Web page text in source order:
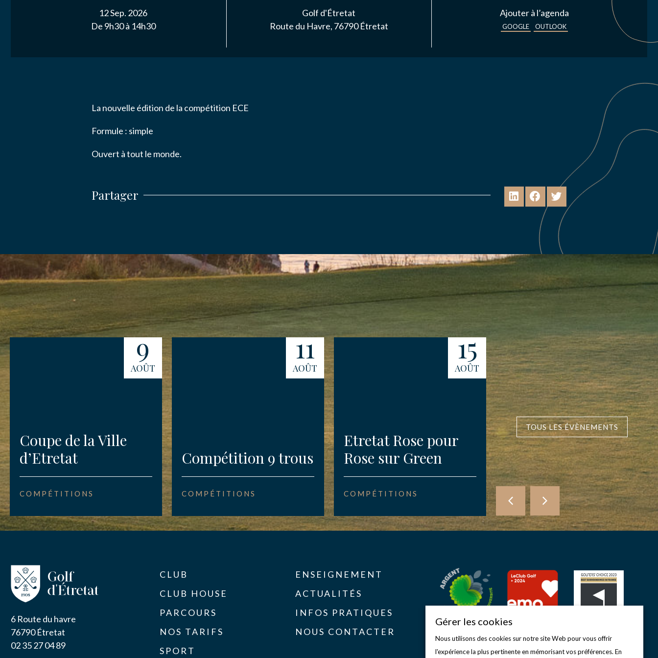
12 Sep. 2026
De 9h30 à 14h30
Golf d'Étretat
Route du Havre, 76790 Étretat
Ajouter à l’agenda
GOOGLE OUTLOOK
La nouvelle édition de la compétition ECE
Formule : simple
Ouvert à tout le monde.
Partager
9
AOÛT
Coupe de la Ville
d’Etretat
COMPÉTITIONS
11
AOÛT
Compétition 9 trous
COMPÉTITIONS
15
AOÛT
Etretat Rose pour
Rose sur Green
COMPÉTITIONS
16
AOÛT
Compétition des
Amis d’Etretat
COMPÉTITIONS
TOUS LES ÉVÈNEMENTS
6 Route du havre
76790 Étretat
02 35 27 04 89
CLUB
CLUB HOUSE
PARCOURS
NOS TARIFS
SPORT
ENSEIGNEMENT
ACTUALITÉS
INFOS PRATIQUES
NOUS CONTACTER
ACTUALITÉS
Gérer les cookies
Nous utilisons des cookies sur notre site Web pour vous offrir
l'expérience la plus pertinente en mémorisant vos préférences. En